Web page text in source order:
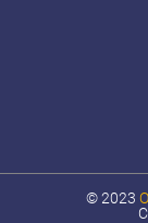
© 2023